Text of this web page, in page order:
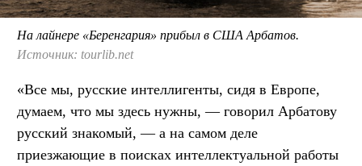
На лайнере «Беренгария» прибыл в США Арбатов.
Источник: tourlib.net
«Все мы, русские интеллигенты, сидя в Европе,
думаем, что мы здесь нужны, — говорил Арбатову
русский знакомый, — а на самом деле
приезжающие в поисках интеллектуальной работы